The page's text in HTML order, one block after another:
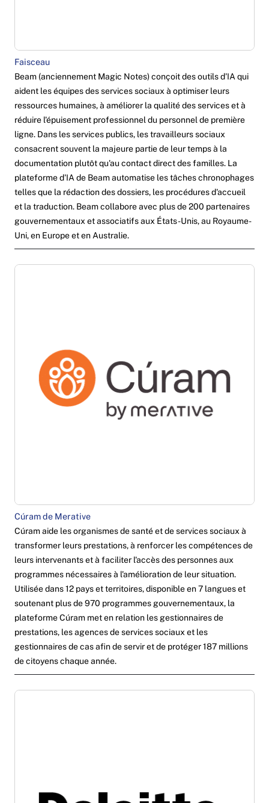
Faisceau
Beam (anciennement Magic Notes) conçoit des outils d'IA qui
aident les équipes des services sociaux à optimiser leurs
ressources humaines, à améliorer la qualité des services et à
réduire l'épuisement professionnel du personnel de première
ligne. Dans les services publics, les travailleurs sociaux
consacrent souvent la majeure partie de leur temps à la
documentation plutôt qu'au contact direct des familles. La
plateforme d'IA de Beam automatise les tâches chronophages
telles que la rédaction des dossiers, les procédures d'accueil
et la traduction. Beam collabore avec plus de 200 partenaires
gouvernementaux et associatifs aux États-Unis, au Royaume-
Uni, en Europe et en Australie.
Cúram de Merative
Cúram aide les organismes de santé et de services sociaux à
transformer leurs prestations, à renforcer les compétences de
leurs intervenants et à faciliter l'accès des personnes aux
programmes nécessaires à l'amélioration de leur situation.
Utilisée dans 12 pays et territoires, disponible en 7 langues et
soutenant plus de 970 programmes gouvernementaux, la
plateforme Cúram met en relation les gestionnaires de
prestations, les agences de services sociaux et les
gestionnaires de cas afin de servir et de protéger 187 millions
de citoyens chaque année.